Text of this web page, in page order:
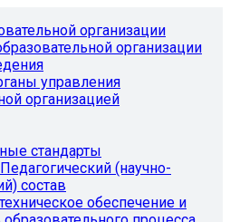
организации
организации
управления
организацией
стандарты
(научно-
состав
обеспечение и